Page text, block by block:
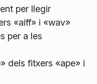
per llegir
«aiff» i «wav»
per a les
dels fitxers «ape» i